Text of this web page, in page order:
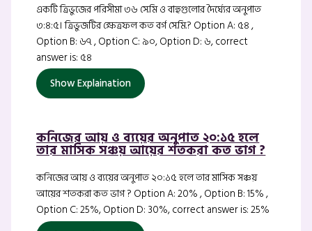
একটি ত্রিভুজের পরিসীমা ৩৬ সে.মি ও বাহুগুলোর দৈর্ঘ্যের অনুপাত
৩:৪:৫। ত্রিভুজটির ক্ষেত্রফল কত বর্গ সে.মি.? Option A: ৫৪ ,
Option B: ৬৭ , Option C: ৯০, Option D: ৬, correct
answer is: ৫৪
Show Explaination
কনিজের আয় ও ব্যয়ের অনুপাত ২০:১৫ হলে
তার মাসিক সঞ্চয় আয়ের শতকরা কত ভাগ ?
কনিজের আয় ও ব্যয়ের অনুপাত ২০:১৫ হলে তার মাসিক সঞ্চয়
আয়ের শতকরা কত ভাগ ? Option A: 20% , Option B: 15% ,
Option C: 25%, Option D: 30%, correct answer is: 25%